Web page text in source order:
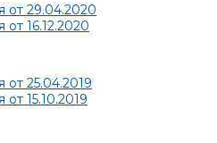
от 29.04.2020
16.12.2020
от 25.04.2019
15.10.2019